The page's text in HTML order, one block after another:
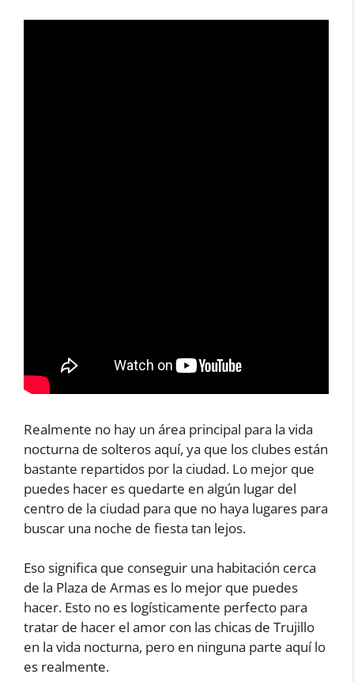
Realmente no hay un área principal para la vida
nocturna de solteros aquí, ya que los clubes están
bastante repartidos por la ciudad. Lo mejor que
puedes hacer es quedarte en algún lugar del
centro de la ciudad para que no haya lugares para
buscar una noche de fiesta tan lejos.
Eso significa que conseguir una habitación cerca
de la Plaza de Armas es lo mejor que puedes
hacer. Esto no es logísticamente perfecto para
tratar de hacer el amor con las chicas de Trujillo
en la vida nocturna, pero en ninguna parte aquí lo
es realmente.